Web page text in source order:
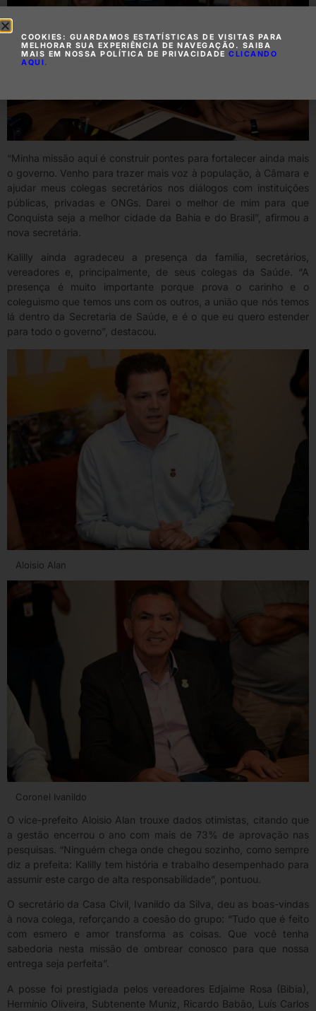
“Minha missão aqui é construir pontes para fortalecer ainda mais
o governo. Venho para trazer mais voz à população, à Câmara e
ajudar meus colegas secretários nos diálogos com instituições
públicas, privadas e ONGs. Darei o melhor de mim para que
Conquista seja a melhor cidade da Bahia e do Brasil”, afirmou a
nova secretária.
Kalilly ainda agradeceu a presença da família, secretários,
vereadores e, principalmente, de seus colegas da Saúde. “A
presença é muito importante porque prova o carinho e o
coleguismo que temos uns com os outros, a união que nós temos
lá dentro da Secretaria de Saúde, e é o que eu quero estender
para todo o governo”, destacou.
Aloisio Alan
Coronel Ivanildo
O vice-prefeito Aloisio Alan trouxe dados otimistas, citando que
a gestão encerrou o ano com mais de 73% de aprovação nas
pesquisas. “Ninguém chega onde chegou sozinho, como sempre
diz a prefeita: Kalilly tem história e trabalho desempenhado para
assumir este cargo de alta responsabilidade”, pontuou.
O secretário da Casa Civil, Ivanildo da Silva, deu as boas-vindas
à nova colega, reforçando a coesão do grupo: “Tudo que é feito
com esmero e amor transforma as coisas. Que você tenha
sabedoria nesta missão de ombrear conosco para que nossa
entrega seja perfeita”.
A posse foi prestigiada pelos vereadores Edjaime Rosa (Bibia),
Hermínio Oliveira, Subtenente Muniz, Ricardo Babão, Luís Carlos
COOKIES: GUARDAMOS ESTATÍSTICAS DE VISITAS PARA
MELHORAR SUA EXPERIÊNCIA DE NAVEGAÇÃO. SAIBA
MAIS EM NOSSA POLÍTICA DE PRIVACIDADE CLICANDO
AQUI.